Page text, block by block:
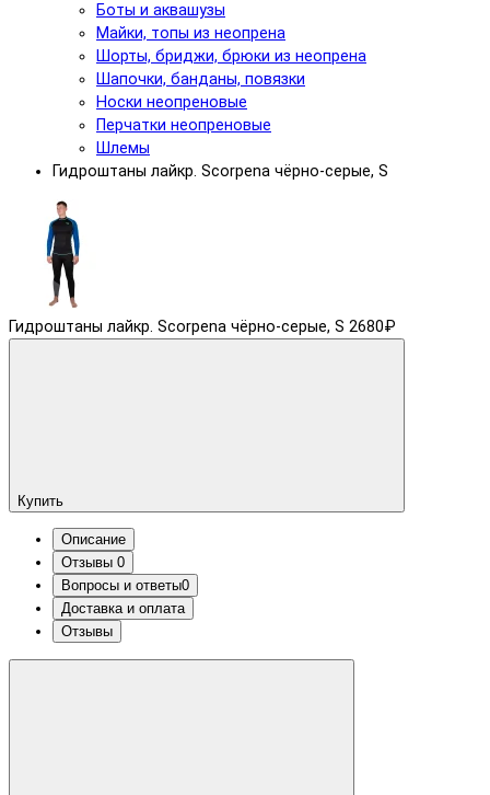
Боты и аквашузы
Майки, топы из неопрена
Шорты, бриджи, брюки из неопрена
Шапочки, банданы, повязки
Носки неопреновые
Перчатки неопреновые
Шлемы
Гидроштаны лайкр. Scorpena чёрно-серые, S
Гидроштаны лайкр. Scorpena чёрно-серые, S 2680₽
Купить
Описание
Отзывы 0
Вопросы и ответы0
Доставка и оплата
Отзывы